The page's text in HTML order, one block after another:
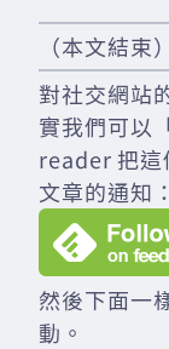
（本文結束）
對社交網站
實我們可以
reader 把這
文章的通知：
然後下面一
動。